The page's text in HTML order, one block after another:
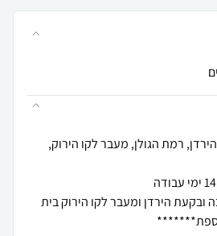
רמת הגולן, מעבר לקו הירוק,
ובקעת הירדן ומעבר לקו הירוק בית